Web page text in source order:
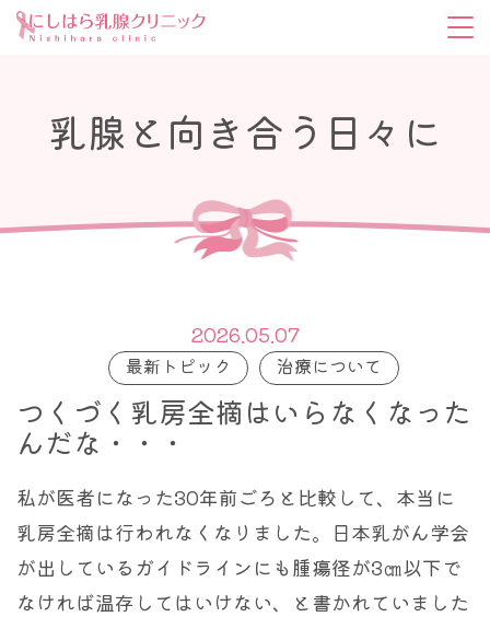
乳腺と向き合う日々に
2026.05.07
最新トピック 治療について
つくづく乳房全摘はいらなくなった
んだな・・・
私が医者になった30年前ごろと比較して、本当に
乳房全摘は行われなくなりました。日本乳がん学会
が出しているガイドラインにも腫瘍径が3㎝以下で
なければ温存してはいけない、と書かれていました